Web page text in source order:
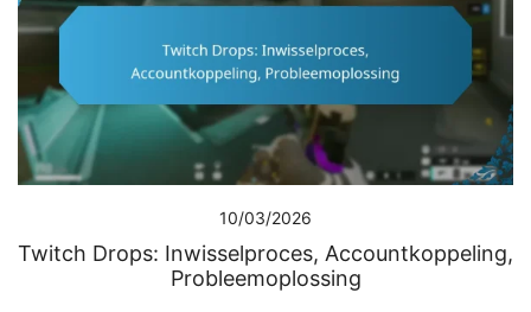
10/03/2026
Twitch Drops: Inwisselproces, Accountkoppeling,
Probleemoplossing